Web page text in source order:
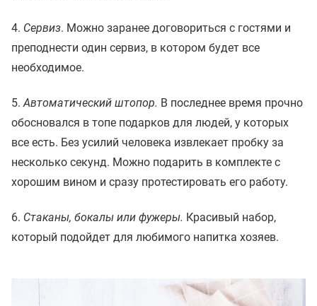
4. Сервиз. Можно заранее договориться с гостями и
преподнести один сервиз, в котором будет все
необходимое.
5.Автоматический штопор. В последнее время прочно
обосновался в топе подарков для людей, у которых
все есть. Без усилий человека извлекает пробку за
несколько секунд. Можно подарить в комплекте с
хорошим вином и сразу протестировать его работу.
6. Стаканы, бокалы или фужеры. Красивый набор,
который подойдет для любимого напитка хозяев.